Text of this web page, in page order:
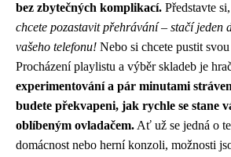
bez zbytečných komplikací. Představte
chcete pozastavit přehrávání – stačí jeden
vašeho telefonu! Nebo si chcete pustit
Procházení playlistu a výběr skladeb je
experimentování a pár minutami
budete překvapeni, jak rychle se stane
oblíbeným ovladačem. Ať už se jedná o
domácnost nebo herní konzoli, možnosti